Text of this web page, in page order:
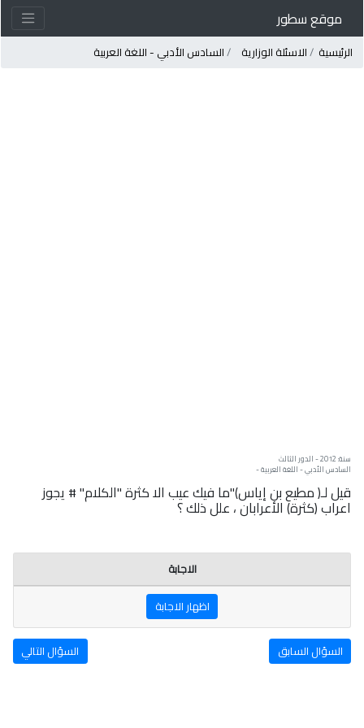
موقع سطور
الرئيسية الاسئلة الوزارية السادس الأدبي - اللغة العربية
سنة: 2012 - الدور الثالث
السادس الأدبي - اللغة العربية -
قيل لـ( مطيع بن إياس)"ما فيك عيب الا كثرة "الكلام" # يجوز
اعراب (كثرة) الأعرابان ، علل ذلك ؟
الاجابة
اظهار الاجابة
السؤال السابق السؤال التالي